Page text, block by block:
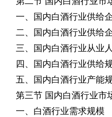
一、国内白酒行业供给
二、国内白酒行业供给
三、国内白酒行业从业
四、国内白酒行业供给
五、国内白酒行业产能
第三节 国内白酒行业市
一、白酒行业需求规模